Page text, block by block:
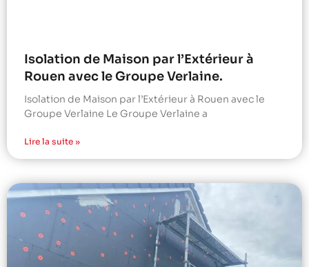
Isolation de Maison par l’Extérieur à
Rouen avec le Groupe Verlaine.
Isolation de Maison par l’Extérieur à Rouen avec le
Groupe Verlaine Le Groupe Verlaine a
Lire la suite »